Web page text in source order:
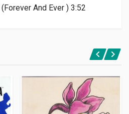
And Ever ) 3:52